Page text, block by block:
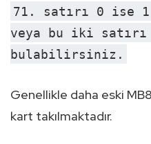
71. satırı 0 ise
veya bu iki satırı
bulabilirsiniz.
Genellikle daha eski
kart takılmaktadır.